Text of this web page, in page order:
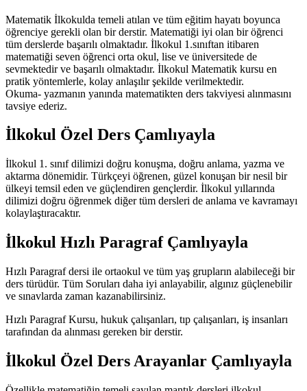
Matematik İlkokulda temeli atılan ve tüm eğitim hayatı boyunca
öğrenciye gerekli olan bir derstir. Matematiği iyi olan bir öğrenci
tüm derslerde başarılı olmaktadır. İlkokul 1.sınıftan itibaren
matematiği seven öğrenci orta okul, lise ve üniversitede de
sevmektedir ve başarılı olmaktadır. İlkokul Matematik kursu en
pratik yöntemlerle, kolay anlaşılır şekilde verilmektedir.
Okuma- yazmanın yanında matematikten ders takviyesi alınmasını
tavsiye ederiz.
İlkokul Özel Ders Çamlıyayla
İlkokul 1. sınıf dilimizi doğru konuşma, doğru anlama, yazma ve
aktarma dönemidir. Türkçeyi öğrenen, güzel konuşan bir nesil bir
ülkeyi temsil eden ve güçlendiren gençlerdir. İlkokul yıllarında
dilimizi doğru öğrenmek diğer tüm dersleri de anlama ve kavramayı
kolaylaştıracaktır.
İlkokul Hızlı Paragraf Çamlıyayla
Hızlı Paragraf dersi ile ortaokul ve tüm yaş grupların alabileceği bir
ders türüdür. Tüm Soruları daha iyi anlayabilir, algınız güçlenebilir
ve sınavlarda zaman kazanabilirsiniz.
Hızlı Paragraf Kursu, hukuk çalışanları, tıp çalışanları, iş insanları
tarafından da alınması gereken bir derstir.
İlkokul Özel Ders Arayanlar Çamlıyayla